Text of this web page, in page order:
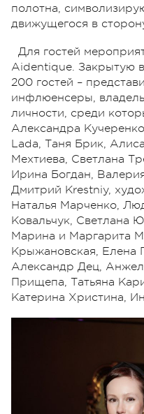
полотна,
движущегося в
Для гостей
Aidentique. Закрытую
200 гостей –
инфлюенсеры,
личности, среди
Александра
Lada, Таня Брик,
Мехтиева, Светлана
Ирина Богдан,
Дмитрий Krestniy,
Наталья Марченко,
Ковальчук, Светлана
Марина и Маргарита
Крыжановская, Елена
Александр Дец,
Прищепа, Татьяна
Катерина Христина,